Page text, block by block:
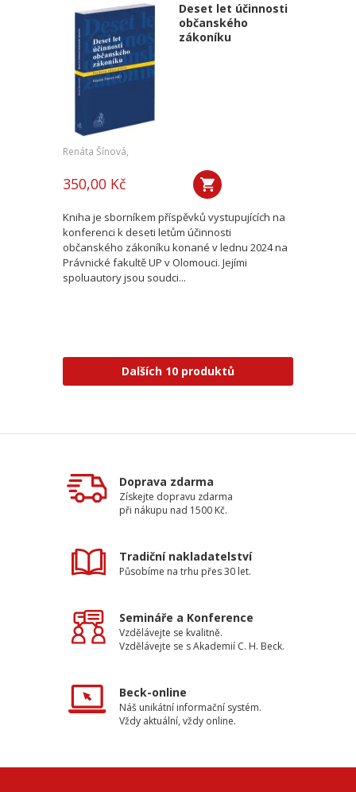
Deset let účinnosti
občanského
zákoníku
Renáta Šínová,
350,00 Kč
Kniha je sborníkem příspěvků vystupujících na
konferenci k deseti letům účinnosti
občanského zákoníku konané v lednu 2024 na
Právnické fakultě UP v Olomouci. Jejími
spoluautory jsou soudci...
Dalších 10 produktů
Doprava zdarma
Získejte dopravu zdarma
při nákupu nad 1500 Kč.
Tradiční nakladatelství
Působíme na trhu přes 30 let.
Semináře a Konference
Vzdělávejte se kvalitně.
Vzdělávejte se s Akademií C. H. Beck.
Beck-online
Náš unikátní informační systém.
Vždy aktuální, vždy online.